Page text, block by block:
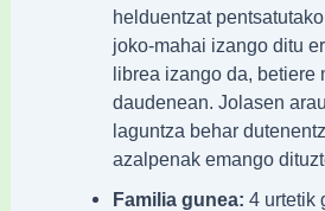
helduentzat
joko-mahai izango ditu
librea izango da, betiere
daudenean. Jolasen
laguntza behar
azalpenak emango
Familia gunea: 4 urtetik